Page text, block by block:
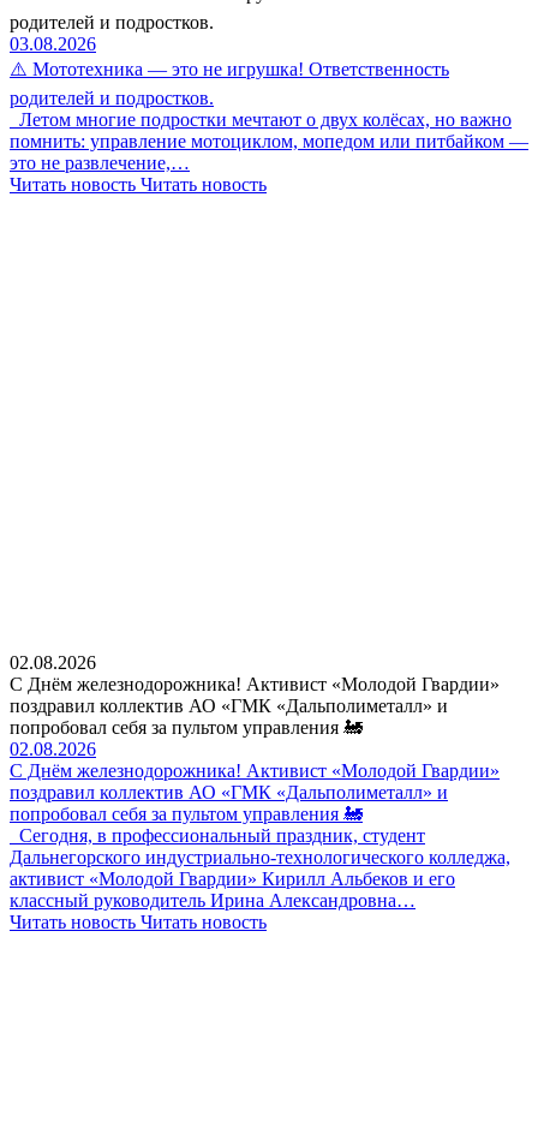
родителей и подростков.
03.08.2026
⚠️ Мототехника — это не игрушка! Ответственность
родителей и подростков.
Летом многие подростки мечтают о двух колёсах, но важно
помнить: управление мотоциклом, мопедом или питбайком —
это не развлечение,…
Читать новость Читать новость
02.08.2026
С Днём железнодорожника! Активист «Молодой Гвардии»
поздравил коллектив АО «ГМК «Дальполиметалл» и
попробовал себя за пультом управления 🚂
02.08.2026
С Днём железнодорожника! Активист «Молодой Гвардии»
поздравил коллектив АО «ГМК «Дальполиметалл» и
попробовал себя за пультом управления 🚂
Сегодня, в профессиональный праздник, студент
Дальнегорского индустриально-технологического колледжа,
активист «Молодой Гвардии» Кирилл Альбеков и его
классный руководитель Ирина Александровна…
Читать новость Читать новость